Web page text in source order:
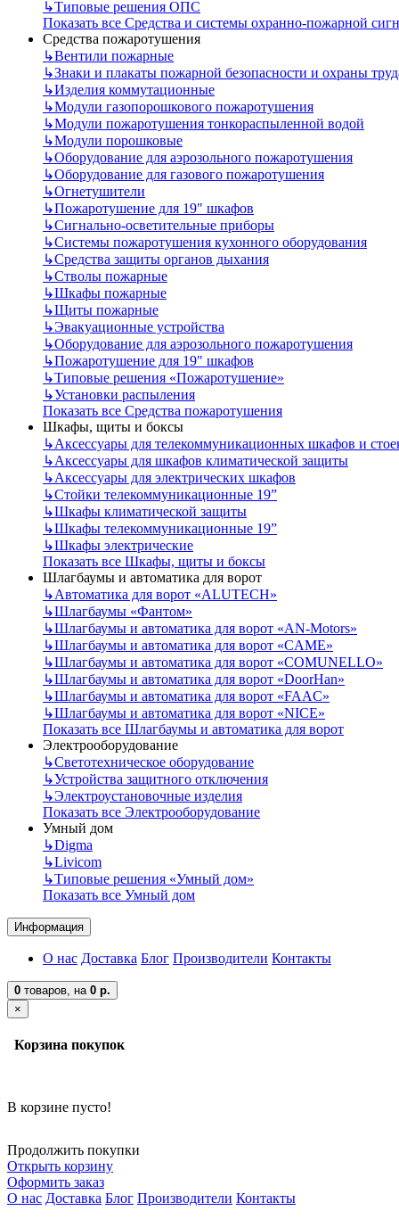
↳Типовые решения ОПС
Показать все Средства и системы охранно-пожарной
Средства пожаротушения
↳Вентили пожарные
↳Знаки и плакаты пожарной безопасности и охраны
↳Изделия коммутационные
↳Модули газопорошкового пожаротушения
↳Модули пожаротушения тонкораспыленной водой
↳Модули порошковые
↳Оборудование для аэрозольного пожаротушения
↳Оборудование для газового пожаротушения
↳Огнетушители
↳Пожаротушение для 19" шкафов
↳Сигнально-осветительные приборы
↳Системы пожаротушения кухонного оборудования
↳Средства защиты органов дыхания
↳Стволы пожарные
↳Шкафы пожарные
↳Щиты пожарные
↳Эвакуационные устройства
↳Оборудование для аэрозольного пожаротушения
↳Пожаротушение для 19" шкафов
↳Типовые решения «Пожаротушение»
↳Установки распыления
Показать все Средства пожаротушения
Шкафы, щиты и боксы
↳Аксессуары для телекоммуникационных шкафов и
↳Аксессуары для шкафов климатической защиты
↳Аксессуары для электрических шкафов
↳Стойки телекоммуникационные 19”
↳Шкафы климатической защиты
↳Шкафы телекоммуникационные 19”
↳Шкафы электрические
Показать все Шкафы, щиты и боксы
Шлагбаумы и автоматика для ворот
↳Автоматика для ворот «ALUTECH»
↳Шлагбаумы «Фантом»
↳Шлагбаумы и автоматика для ворот «AN-Motors»
↳Шлагбаумы и автоматика для ворот «CAME»
↳Шлагбаумы и автоматика для ворот «COMUNELLO»
↳Шлагбаумы и автоматика для ворот «DoorHan»
↳Шлагбаумы и автоматика для ворот «FAAC»
↳Шлагбаумы и автоматика для ворот «NICE»
Показать все Шлагбаумы и автоматика для ворот
Электрооборудование
↳Светотехническое оборудование
↳Устройства защитного отключения
↳Электроустановочные изделия
Показать все Электрооборудование
Умный дом
↳Digma
↳Livicom
↳Типовые решения «Умный дом»
Показать все Умный дом
Информация
О нас Доставка Блог Производители Контакты
0 товаров, на 0 р.
×
Корзина покупок
В корзине пусто!
Продолжить покупки
Открыть корзину
Оформить заказ
О нас Доставка Блог Производители Контакты